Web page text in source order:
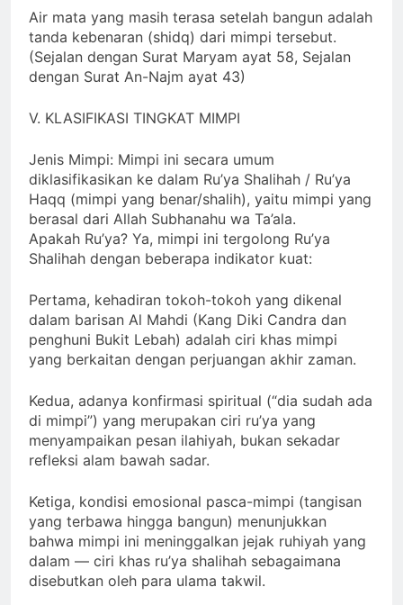
Air mata yang masih terasa setelah bangun adalah
tanda kebenaran (shidq) dari mimpi tersebut.
(Sejalan dengan Surat Maryam ayat 58, Sejalan
dengan Surat An-Najm ayat 43)
Jenis Mimpi: Mimpi ini secara umum
diklasifikasikan ke dalam Ru’ya Shalihah / Ru’ya
Haqq (mimpi yang benar/shalih), yaitu mimpi yang
berasal dari Allah Subhanahu wa Ta’ala.
Apakah Ru’ya? Ya, mimpi ini tergolong Ru’ya
Shalihah dengan beberapa indikator kuat:
Pertama, kehadiran tokoh-tokoh yang dikenal
dalam barisan Al Mahdi (Kang Diki Candra dan
penghuni Bukit Lebah) adalah ciri khas mimpi
yang berkaitan dengan perjuangan akhir zaman.
Kedua, adanya konfirmasi spiritual (“dia sudah ada
di mimpi”) yang merupakan ciri ru’ya yang
menyampaikan pesan ilahiyah, bukan sekadar
Ketiga, kondisi emosional pasca-mimpi (tangisan
yang terbawa hingga bangun) menunjukkan
bahwa mimpi ini meninggalkan jejak ruhiyah yang
dalam — ciri khas ru’ya shalihah sebagaimana
disebutkan oleh para ulama takwil.